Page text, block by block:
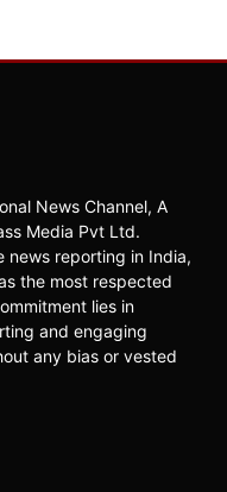
News Channel, A
Media Pvt Ltd.
news reporting in India,
the most respected
lies in
and engaging
any bias or vested